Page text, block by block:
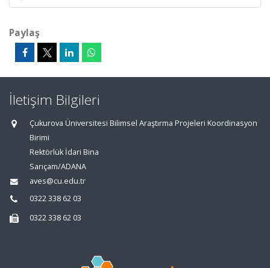
Paylaş
İletişim Bilgileri
Çukurova Üniversitesi Bilimsel Araştırma Projeleri Koordinasyon
Birimi
Rektörlük İdari Bina
Sarıçam/ADANA
aves@cu.edu.tr
0322 338 62 03
0322 338 62 03